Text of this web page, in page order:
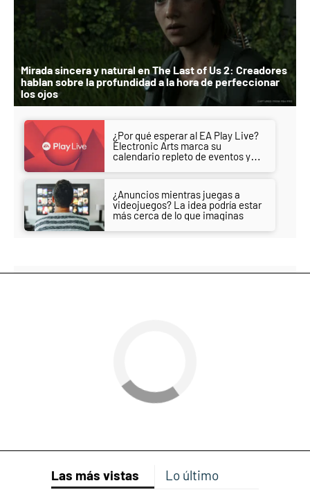
Mirada sincera y natural en The Last of Us 2: Creadores
hablan sobre la profundidad a la hora de perfeccionar
los ojos
¿Por qué esperar al EA Play Live?
Electronic Arts marca su
calendario repleto de eventos y
¿Anuncios mientras juegas a
videojuegos? La idea podría estar
más cerca de lo que imaginas
Las más vistas Lo último